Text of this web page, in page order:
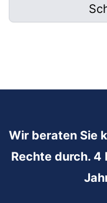
Wir beraten Sie
Rechte durch. 4